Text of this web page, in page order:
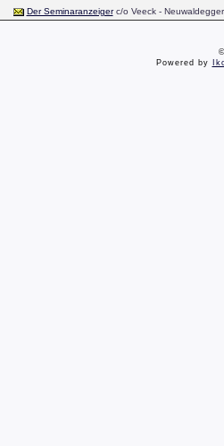
Der Seminaranzeigerc/o Veeck -
Powered by